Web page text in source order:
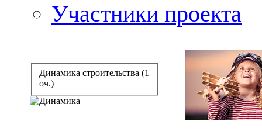
Участники проекта
Динамика строительства (1
оч.)